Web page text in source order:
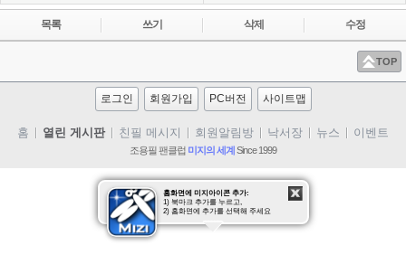
목록 쓰기 삭제 수정
TOP
로그인 회원가입 PC버전 사이트맵
홈 열린 게시판 친필 메시지 회원알림방 낙서장 뉴스
이벤트
동영상 조용필 클럽 미지
조용필 팬클럽 미지의 세계Since 1999
홈화면에 미지아이콘 추가:
1) 북마크 추가를 누르고,
2) 홈화면에 추가를 선택해 주세요